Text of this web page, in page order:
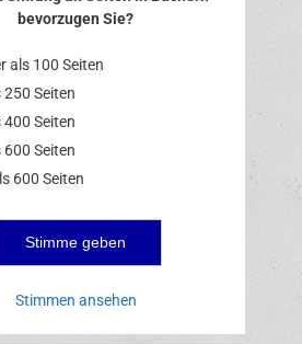
bevorzugen Sie?
als 100 Seiten
250 Seiten
Seiten
Seiten
600 Seiten
Stimmen ansehen